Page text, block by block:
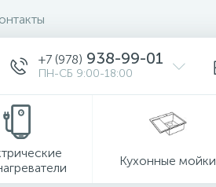
+7 (978) 938-99-01
ПН-СБ 9:00-18:00
Кухонные мойки